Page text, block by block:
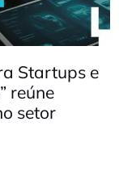
Startups e
reúne
setor